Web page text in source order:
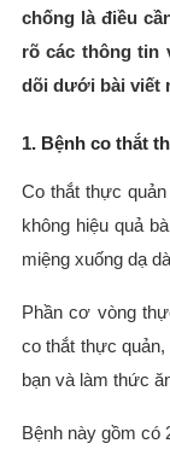
chống là điều
rõ các thông tin
dõi dưới bài viết
1. Bệnh co thắt
Co thắt thực
không hiệu quả
miệng xuống dạ
Phần cơ vòng
co thắt thực
bạn và làm thức
Bệnh này gồm có